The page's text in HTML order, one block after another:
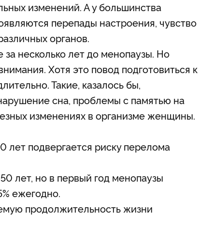
изменений. А у большинства
перепады настроения, чувство
органов.
несколько лет до менопаузы. Но
Хотя это повод подготовиться к
Такие, казалось бы,
сна, проблемы с памятью на
изменениях в организме женщины.
подвергается риску перелома
лет, но в первый год менопаузы
ежегодно.
продолжительность жизни